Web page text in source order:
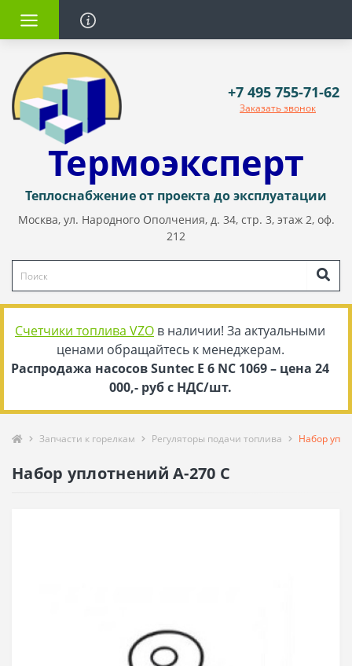
Термоэксперт
Теплоснабжение от проекта до эксплуатации
Москва, ул. Народного Ополчения, д. 34, стр. 3, этаж 2, оф.
212
+7 495 755-71-62
Заказать звонок
Счетчики топлива VZO в наличии! За актуальными
ценами обращайтесь к менеджерам.
Распродажа насосов Suntec E 6 NC 1069 – цена 24
000,- руб с НДС/шт.
Запчасти к горелкам Регуляторы подачи топлива Набор
Набор уплотнений A-270 C